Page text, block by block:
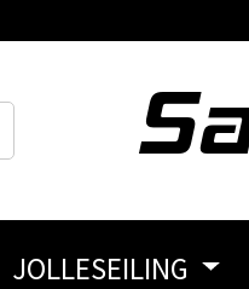
JOLLESEILING